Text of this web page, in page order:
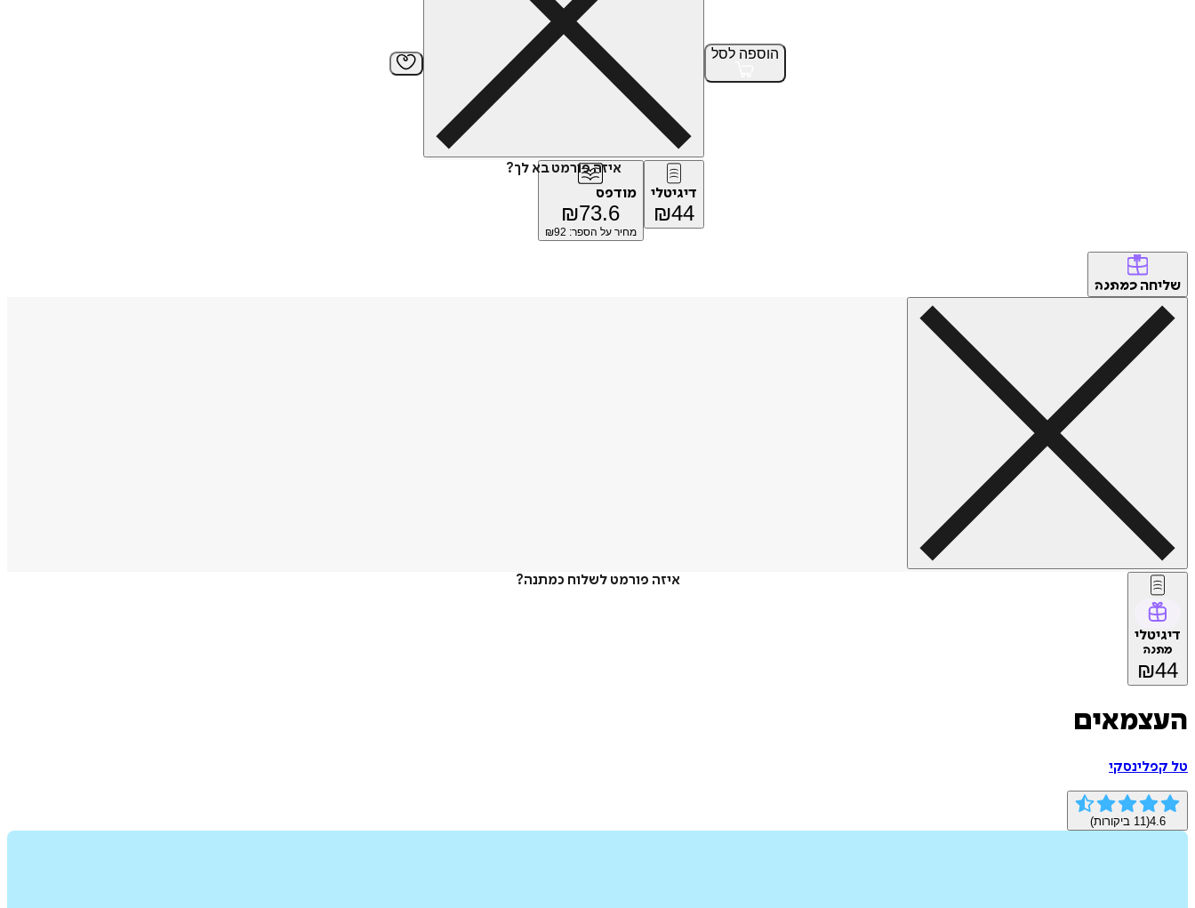
הוספה לסל
איזה פורמט בא לך?
דיגיטלי
₪44
מודפס
₪73.6
מחיר על הספר: ₪ 92
שליחה כמתנה
איזה פורמט לשלוח כמתנה?
דיגיטלי
מתנה
₪44
העצמאים
טל קפלינסקי
4.6
(
11 ביקורות)